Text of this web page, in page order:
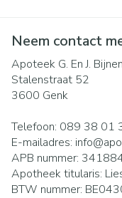
Neem contact
Apoteek G. En J.
Stalenstraat 52
3600 Genk
Telefoon: 089 38 01
E-mailadres: info@
APB nummer:
Apotheek titularis:
BTW nummer: